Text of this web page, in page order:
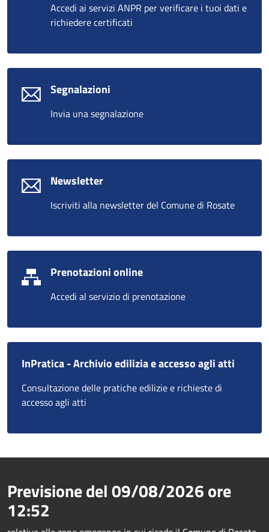
Accedi ai servizi ANPR per verificare i tuoi dati e
richiedere certificati
Segnalazioni
Invia una segnalazione
Newsletter
Iscriviti alla newsletter del Comune di Rosate
Prenotazioni online
Accedi al servizio di prenotazione
InPratica - Archivio edilizia e accesso agli atti
Consultazione delle pratiche edilizie e richieste di
accesso agli atti
Previsione del09/08/2026ore
12:52